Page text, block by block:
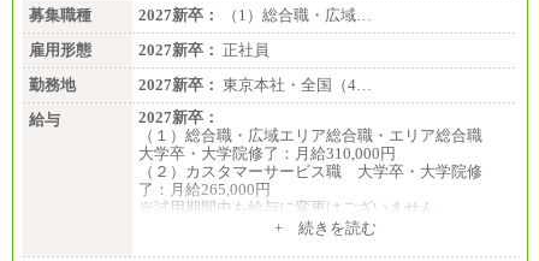
募集職種
2027新卒：
（1）総合職・広域…
雇用形態
2027新卒： 正社員
勤務地
2027新卒： 東京本社・全国（4…
給与
2027新卒：
（１）総合職・広域エリア総合職・エリア総合職
大学卒・大学院修了：月給310,000円
（２）カスタマーサービス職 大学卒・大学院修
了：月給265,000円
※試用期間中も給与に変更はございません
+ 続きを読む